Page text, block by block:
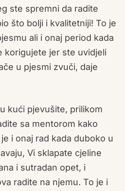
ste spremni da radite
što bolji i kvalitetniji! To je
ali i onaj period kada
korigujete jer ste uvidjeli
u pjesmi zvuči, daje
kući pjevušite, prilikom
sa mentorom kako
i onaj rad kada duboko u
Vi sklapate cjeline
i sutradan opet, i
radite na njemu. To je i